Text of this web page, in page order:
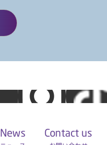
News Contact us